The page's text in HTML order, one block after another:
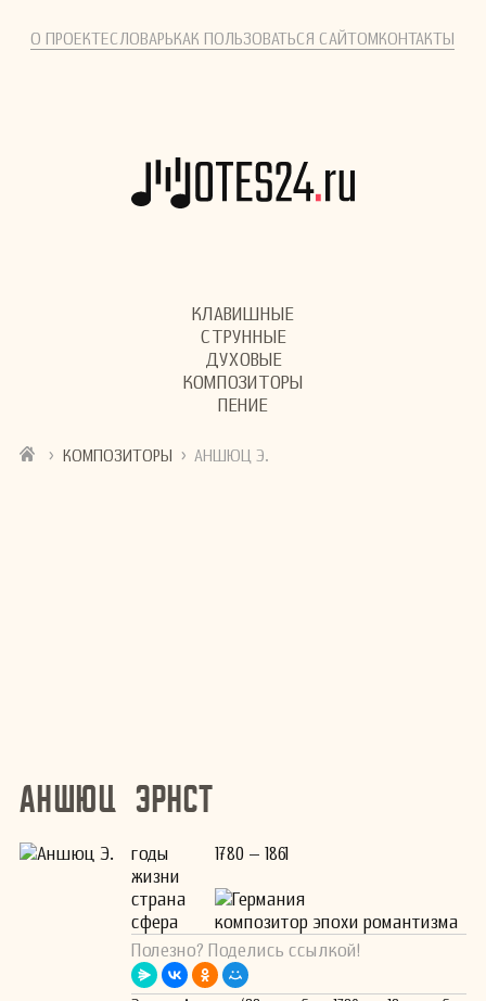
О ПРОЕКТЕСЛОВАРЬКАК ПОЛЬЗОВАТЬСЯ САЙТОМКОНТАКТЫ
КЛАВИШНЫЕ
СТРУННЫЕ
ДУХОВЫЕ
КОМПОЗИТОРЫ
ПЕНИЕ
› КОМПОЗИТОРЫ › АНШЮЦ Э.
Аншюц Эрнст
годы
жизни
1780 – 1861
страна
Германия
сфера
композитор эпохи романтизма
Полезно? Поделись ссылкой!